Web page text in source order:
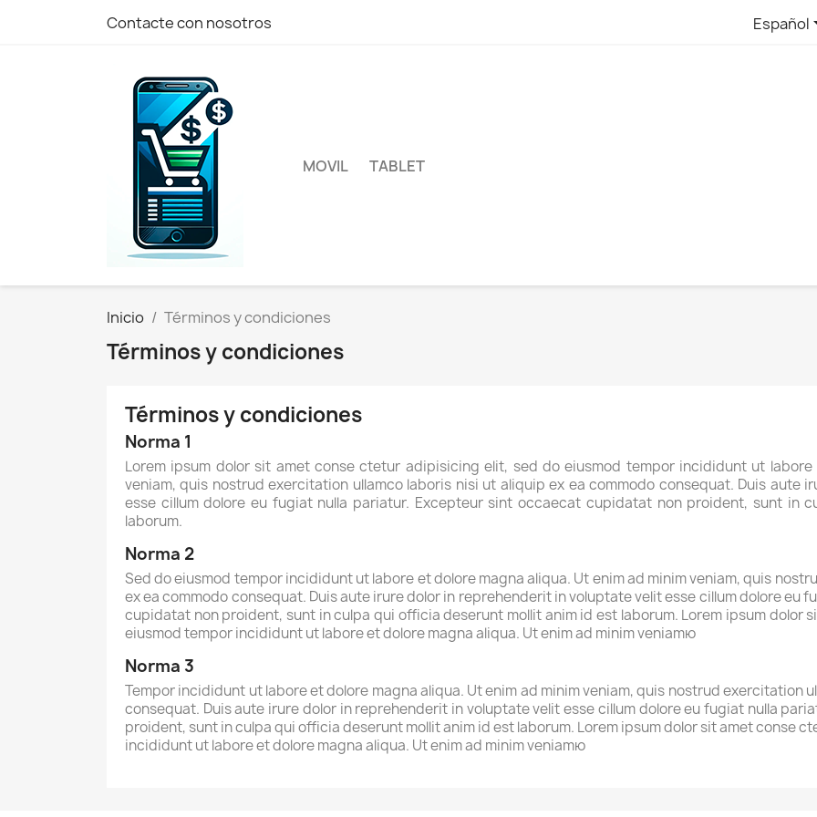
Contacte con nosotros Español
MOVIL TABLET
Inicio Términos y condiciones
Términos y condiciones
Términos y condiciones
Norma 1
Lorem ipsum dolor sit amet conse ctetur adipisicing elit, sed do eiusmod tempor incididunt ut
veniam, quis nostrud exercitation ullamco laboris nisi ut aliquip ex ea commodo consequat. Duis aute
esse cillum dolore eu fugiat nulla pariatur. Excepteur sint occaecat cupidatat non proident, sunt in
laborum.
Norma 2
Sed do eiusmod tempor incididunt ut labore et dolore magna aliqua. Ut enim ad minim veniam, quis
ex ea commodo consequat. Duis aute irure dolor in reprehenderit in voluptate velit esse cillum dolore eu
cupidatat non proident, sunt in culpa qui officia deserunt mollit anim id est laborum. Lorem ipsum dolor
eiusmod tempor incididunt ut labore et dolore magna aliqua. Ut enim ad minim veniamю
Norma 3
Tempor incididunt ut labore et dolore magna aliqua. Ut enim ad minim veniam, quis nostrud exercitation
consequat. Duis aute irure dolor in reprehenderit in voluptate velit esse cillum dolore eu fugiat nulla
proident, sunt in culpa qui officia deserunt mollit anim id est laborum. Lorem ipsum dolor sit amet conse
incididunt ut labore et dolore magna aliqua. Ut enim ad minim veniamю